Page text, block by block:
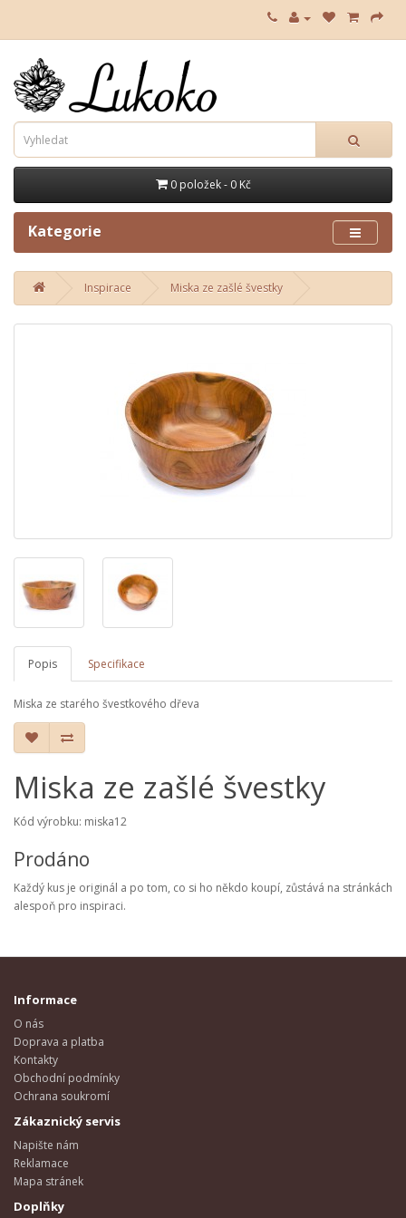
0 položek - 0 Kč
Kategorie
Inspirace Miska ze zašlé švestky
Popis Specifikace
Miska ze starého švestkového dřeva
Miska ze zašlé švestky
Kód výrobku: miska12
Prodáno
Každý kus je originál a po tom, co si ho někdo koupí, zůstává na stránkách
alespoň pro inspiraci.
Informace
O nás
Doprava a platba
Kontakty
Obchodní podmínky
Ochrana soukromí
Zákaznický servis
Napište nám
Reklamace
Mapa stránek
Doplňky